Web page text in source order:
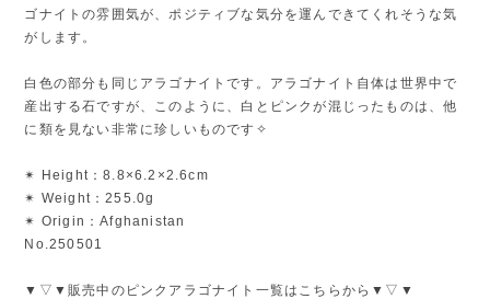
ゴナイトの雰囲気が、ポジティブな気分を運んできてくれそうな気
がします。
白色の部分も同じアラゴナイトです。アラゴナイト自体は世界中で
産出する石ですが、このように、白とピンクが混じったものは、他
に類を見ない非常に珍しいものです✧
✴︎ Height：8.8×6.2×2.6cm
✴︎ Weight：255.0g
✴︎ Origin：Afghanistan
No.250501
▼▽▼販売中のピンクアラゴナイト一覧はこちらから▼▽▼